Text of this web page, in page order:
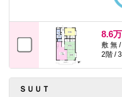
8.6
敷 無
2階 /
ＳＵＵＴ